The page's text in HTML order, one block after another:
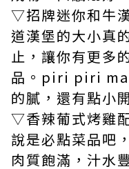
▽招牌迷你和牛
道漢堡的大小真
止，讓你有更多
品。piri piri
的膩，還有點小
▽香辣葡式烤雞
說是必點菜品吧
肉質飽滿，汁水